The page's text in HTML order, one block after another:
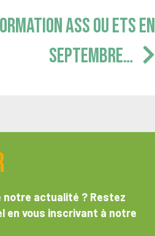
ASS OU ETS EN
SEPTEMBRE…
notre actualité ? Restez
en vous inscrivant à notre